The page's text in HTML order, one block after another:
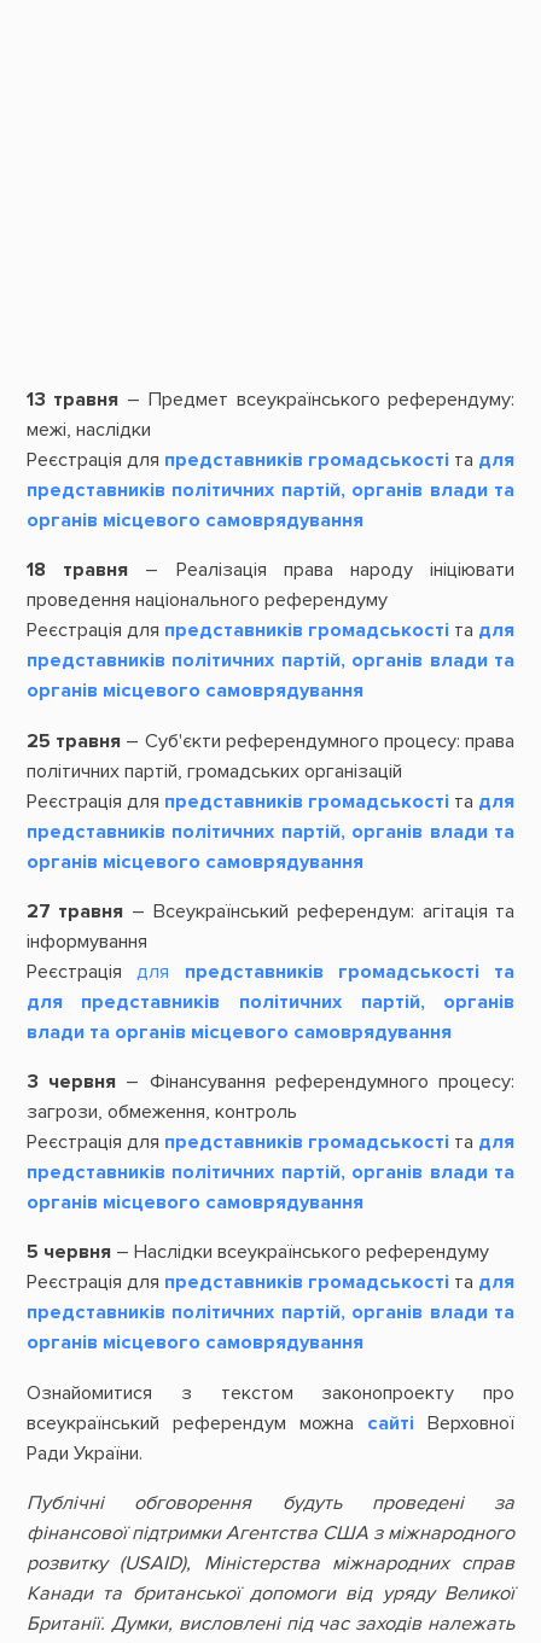
13 травня – Предмет всеукраїнського референдуму:
межі, наслідки
Реєстрація для представників громадськості та для
представників політичних партій, органів влади та
органів місцевого самоврядування
18 травня – Реалізація права народу ініціювати
проведення національного референдуму
Реєстрація для представників громадськості та для
представників політичних партій, органів влади та
органів місцевого самоврядування
25 травня – Суб'єкти референдумного процесу: права
політичних партій, громадських організацій
Реєстрація для представників громадськості та для
представників політичних партій, органів влади та
органів місцевого самоврядування
27 травня – Всеукраїнський референдум: агітація та
інформування
Реєстраціядля представників громадськості
та
для представників політичних партій, органів
влади та органів місцевого самоврядування
3 червня – Фінансування референдумного процесу:
загрози, обмеження, контроль
Реєстрація для представників громадськості та для
представників політичних партій, органів влади та
органів місцевого самоврядування
5 червня – Наслідки всеукраїнського референдуму
Реєстрація для представників громадськості та для
представників політичних партій, органів влади та
органів місцевого самоврядування
Ознайомитися з текстом законопроекту про
всеукраїнський референдум можна сайті Верховної
Ради України.
Публічні обговорення будуть проведені за
фінансової підтримки Агентства США з міжнародного
розвитку (USAID), Міністерства міжнародних справ
Канади та британської допомоги від уряду Великої
Британії. Думки, висловлені під час заходів належать